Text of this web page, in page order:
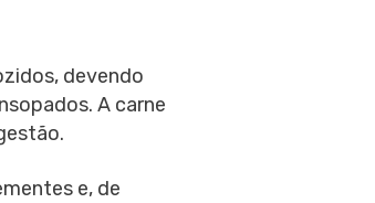
devendo
A carne
e, de